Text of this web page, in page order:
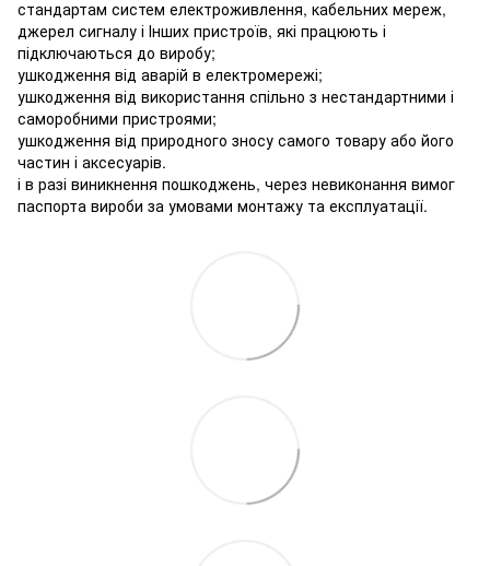
стандартам систем електроживлення, кабельних мереж,
джерел сигналу і Інших пристроїв, які працюють і
підключаються до виробу;
ушкодження від аварій в електромережі;
ушкодження від використання спільно з нестандартними і
саморобними пристроями;
ушкодження від природного зносу самого товару або його
частин і аксесуарів.
і в разі виникнення пошкоджень, через невиконання вимог
паспорта вироби за умовами монтажу та експлуатації.